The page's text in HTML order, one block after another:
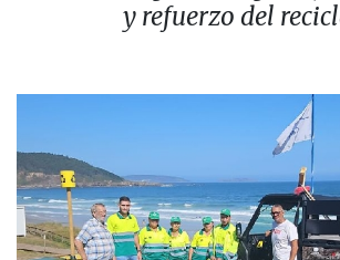
y refuerzo del